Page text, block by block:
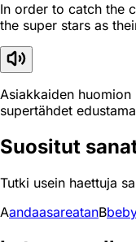
In order to catch the
the super stars as
Asiakkaiden
supertähdet
Suositut
Tutki usein haettuja
AandaasareatanBbe